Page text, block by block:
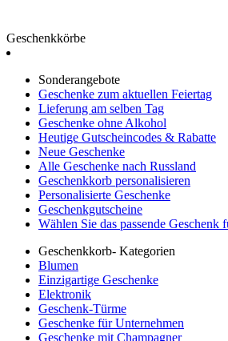
Geschenkkörbe
Sonderangebote
Geschenke zum aktuellen Feiertag
Lieferung am selben Tag
Geschenke ohne Alkohol
Heutige Gutscheincodes & Rabatte
Neue Geschenke
Alle Geschenke nach Russland
Geschenkkorb personalisieren
Personalisierte Geschenke
Geschenkgutscheine
Wählen Sie das passende Geschenk
Geschenkkorb- Kategorien
Blumen
Einzigartige Geschenke
Elektronik
Geschenk-Türme
Geschenke für Unternehmen
Geschenke mit Champagner